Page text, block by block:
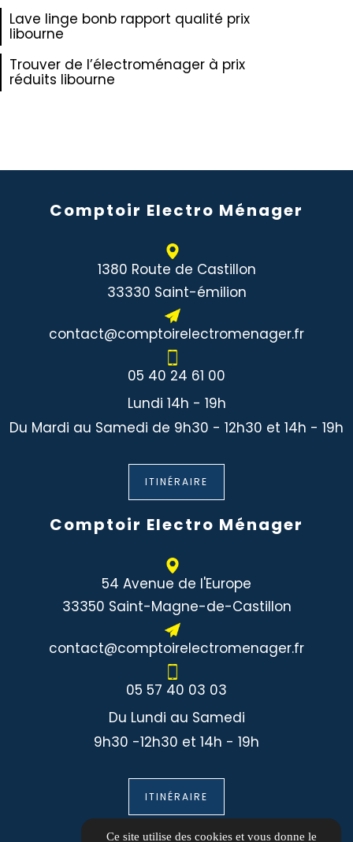
Lave linge bonb rapport qualité prix
libourne
Trouver de l’électroménager à prix
réduits libourne
Comptoir Electro Ménager
1380 Route de Castillon
33330 Saint-émilion
contact@comptoirelectromenager.fr
05 40 24 61 00
Lundi 14h - 19h
Du Mardi au Samedi de 9h30 - 12h30 et 14h - 19h
ITINÉRAIRE
Comptoir Electro Ménager
54 Avenue de l'Europe
33350 Saint-Magne-de-Castillon
contact@comptoirelectromenager.fr
05 57 40 03 03
Du Lundi au Samedi
9h30 -12h30 et 14h - 19h
ITINÉRAIRE
Ce site utilise des cookies et vous donne le